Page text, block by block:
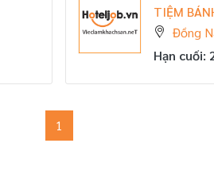
TIỆM
Đồng
Hạn cuối:
1